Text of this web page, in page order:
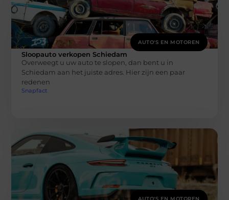
AUTO'S EN MOTOREN
Sloopauto verkopen Schiedam
Overweegt u uw auto te slopen, dan bent u in
Schiedam aan het juiste adres. Hier zijn een paar
redenen
Snapfact